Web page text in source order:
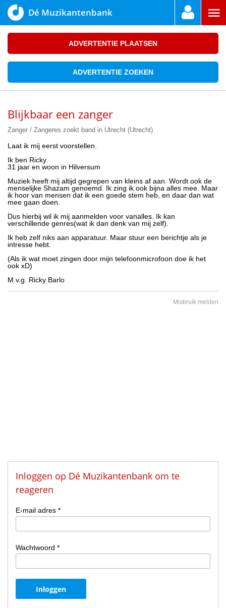
Dé Muzikantenbank
ADVERTENTIE PLAATSEN
ADVERTENTIE ZOEKEN
Blijkbaar een zanger
Zanger / Zangeres zoekt band in Utrecht (Utrecht)
Laat ik mij eerst voorstellen.
Ik ben Ricky.
31 jaar en woon in Hilversum
Muziek heeft mij altijd gegrepen van kleins af aan. Wordt ook de
menselijke Shazam genoemd. Ik zing ik ook bijna alles mee. Maar
ik hoor van mensen dat ik een goede stem heb, en daar dan wat
mee gaan doen.
Dus hierbij wil ik mij aanmelden voor vanalles. Ik kan
verschillende genres(wat ik dan denk van mij zelf).
Ik heb zelf niks aan apparatuur. Maar stuur een berichtje als je
intresse hebt.
(Als ik wat moet zingen door mijn telefoonmicrofoon doe ik het
ook xD)
M.v.g. Ricky Barlo
Misbruik melden
Inloggen op Dé Muzikantenbank om te
reageren
E-mail adres *
Wachtwoord *